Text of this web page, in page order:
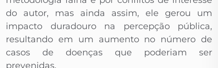
do autor, mas ainda assim, ele gerou um
impacto duradouro na percepção pública,
resultando em um aumento no número de
casos de doenças que poderiam ser
prevenidas.